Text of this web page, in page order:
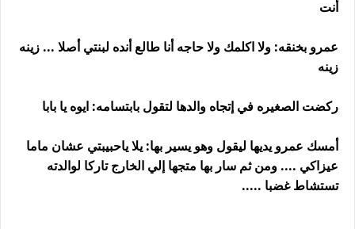
أنت
عمرو بخنقه: ولا اكلمك ولا حاجه أنا طالع أنده لبنتي أصلا ... زينه
زينه
ركضت الصغيره في إتجاه والدها لتقول بابتسامه: ايوه يا بابا
أمسك عمرو يديها ليقول وهو يسير بها: يلا ياحبيبتي عشان ماما
عيزاكي .... ومن ثم سار بها متجها إلي الخارج تاركا لوالدته
تستشاط غضبا .....